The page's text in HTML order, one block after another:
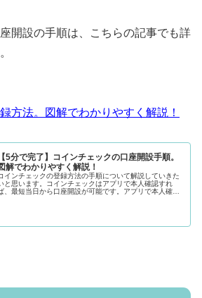
開設の手順は、こちらの記事でも詳
方法。図解でわかりやすく解説！
【5分で完了】コインチェックの口座開設手順。
解でわかりやすく解説！
インチェックの登録方法の手順について解説していきた
と思います。コインチェックはアプリで本人確認すれ
、最短当日から口座開設が可能です。アプリで本人確認